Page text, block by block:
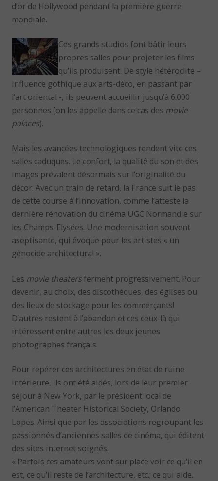
d’or de Hollywood pendant la première guerre
mondiale.
Ces grands studios font bâtir leurs
propres salles pour projeter les films
qu’ils produisent. De style hétéroclite –
influence gothique aux arts-déco, en passant par
l’art oriental -, ils peuvent accueillir jusqu’à 6.000
personnes (on les appelle dans ce cas des movie
palaces).
Mais les avancées technologiques rendent vite ces
salles caduques. Le confort, la qualité du son et des
images prévalent désormais sur l’originalité du
décor. Avec un train de retard, la France suit le pas
de cette course à l’innovation, comme l’atteste la
dernière rénovation du cinéma UGC Normandie sur
les Champs-Elysées. Une modernisation souvent
aseptisante, qui évoque pour les artistes « un
génocide architectural ».
Les movie theatersferment progressivement. Pour
devenir, au choix, des discothèques, des églises ou
des lieux de stockage pour les commerçants!
D’autres restent à l’abandon et ces ceux-là qui
intéressent entre autres les deux jeunes
photographes français.
Pour repérer ces architectures en état de ruine
intérieure, ils ont été aidés, lors de leur premier
séjour à New York, par le président local de
l’American Theater Historical Society, Orlando
Lopes. Ainsi que par les associations regroupant les
passionnés d’anciennes salles de cinéma, qui éditent
des sites internet soignés.
« Parfois ces amateurs vont sur place voir ce qu’il en
est, ce qu’il reste de l’architecture, etc.; ce qui aide.